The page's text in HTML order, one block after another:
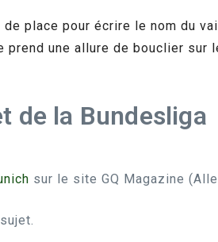
place pour écrire le nom du
prend une allure de bouclier
de la Bundesliga
sur le site GQ Magazine